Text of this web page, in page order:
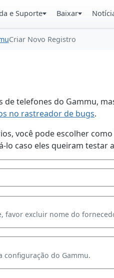
e Suporte Baixar
Criar Novo Registro
telefones do Gammu,
no rastreador de bugs.
você pode escolher
caso eles queiram
favor excluir nome do
configuração do Gammu.